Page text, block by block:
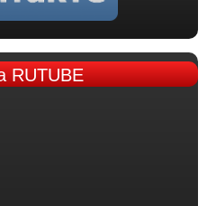
RUTUBE